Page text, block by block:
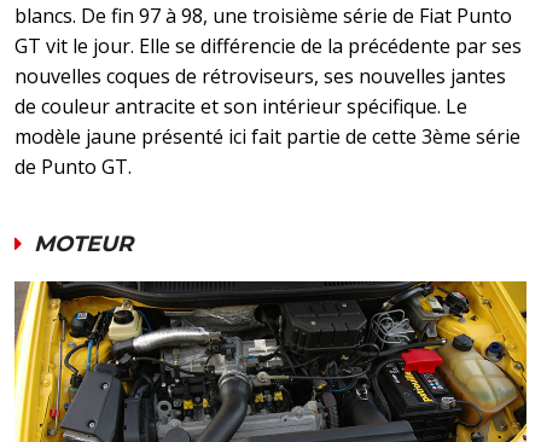
blancs. De fin 97 à 98, une troisième série de Fiat Punto
GT vit le jour. Elle se différencie de la précédente par ses
nouvelles coques de rétroviseurs, ses nouvelles jantes
de couleur antracite et son intérieur spécifique. Le
modèle jaune présenté ici fait partie de cette 3ème série
de Punto GT.
MOTEUR